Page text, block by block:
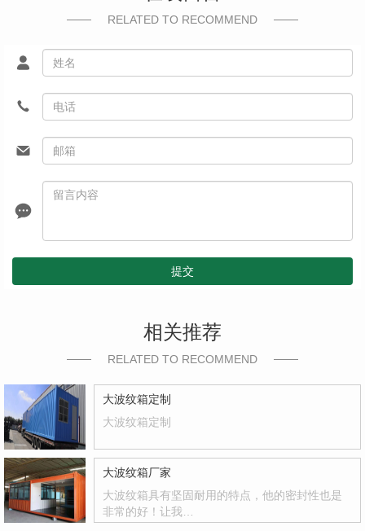
RELATED TO RECOMMEND
提交
相关推荐
RELATED TO RECOMMEND
大波纹箱定制
大波纹箱定制
大波纹箱厂家
大波纹箱具有坚固耐用的特点，他的密封性也是
非常的好！让我…